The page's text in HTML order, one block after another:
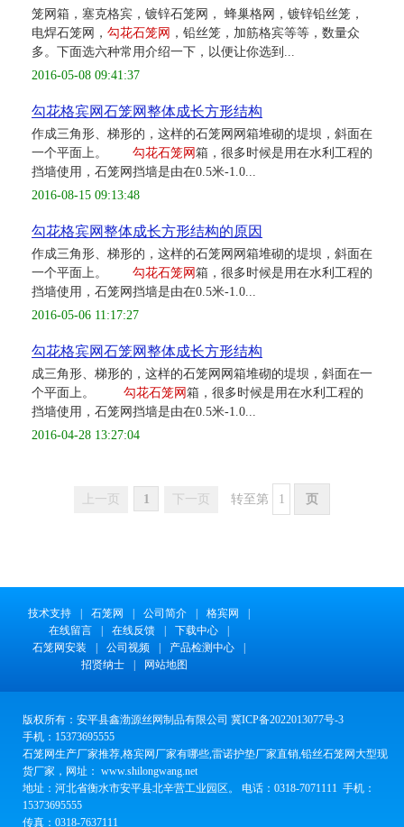
笼网箱，塞克格宾，镀锌石笼网， 蜂巢格网，镀锌铅丝笼，
电焊石笼网， 勾花石笼网 ，铅丝笼，加筋格宾等等，数量众
多。下面选六种常用介绍一下，以便让你选到...
2016-05-08 09:41:37
勾花格宾网石笼网整体成长方形结构
作成三角形、梯形的，这样的石笼网网箱堆砌的堤坝，斜面在
一个平面上。 勾花石笼网 箱，很多时候是用在水利工程的
挡墙使用，石笼网挡墙是由在0.5米-1.0...
2016-08-15 09:13:48
勾花格宾网整体成长方形结构的原因
作成三角形、梯形的，这样的石笼网网箱堆砌的堤坝，斜面在
一个平面上。 勾花石笼网 箱，很多时候是用在水利工程的
挡墙使用，石笼网挡墙是由在0.5米-1.0...
2016-05-06 11:17:27
勾花格宾网石笼网整体成长方形结构
成三角形、梯形的，这样的石笼网网箱堆砌的堤坝，斜面在一
个平面上。 勾花石笼网 箱，很多时候是用在水利工程的
挡墙使用，石笼网挡墙是由在0.5米-1.0...
2016-04-28 13:27:04
上一页 1 下一页 转至第
技术支持 石笼网 公司简介 格宾网
在线留言
在线反馈 下载中心
石笼网安装
公司视频 产品检测中心
招贤纳士
网站地图
版权所有：安平县鑫渤源丝网制品有限公司 冀ICP备2022013077号-3
手机：15373695555
石笼网生产厂家推荐,格宾网厂家有哪些,雷诺护垫厂家直销,铅丝石笼网大型现
货厂家，网址： www.shilongwang.net
地址：河北省衡水市安平县北辛营工业园区。 电话：0318-7071111 手机：
15373695555
传真：0318-7637111